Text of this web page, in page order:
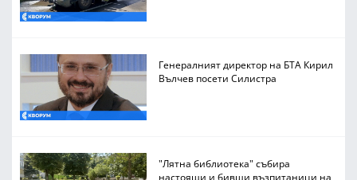
Генералният директор на БТА Кирил
Вълчев посети Силистра
"Лятна библиотека" събира
настоящи и бивши възпитаници на